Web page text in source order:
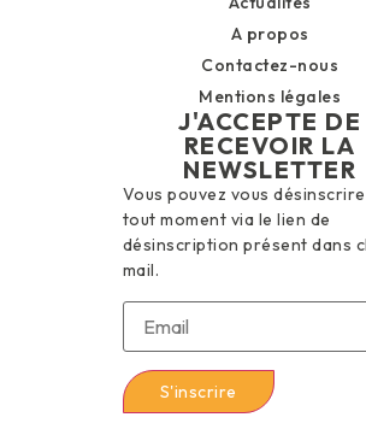
A propos
Contactez-nous
Mentions légales
J'ACCEPTE DE
RECEVOIR LA
NEWSLETTER
Vous pouvez vous
tout moment via le lien de
désinscription présent dans
mail.